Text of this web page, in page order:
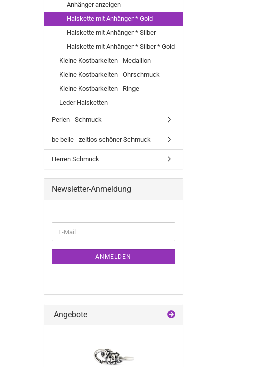
Anhänger anzeigen
Halskette mit Anhänger * Gold
Halskette mit Anhänger * Silber
Halskette mit Anhänger * Silber * Gold
Kleine Kostbarkeiten - Medaillon
Kleine Kostbarkeiten - Ohrschmuck
Kleine Kostbarkeiten - Ringe
Leder Halsketten
Perlen - Schmuck
be belle - zeitlos schöner Schmuck
Herren Schmuck
Newsletter-Anmeldung
ZUR
E-
Mail
ANMELDEN
Angebote